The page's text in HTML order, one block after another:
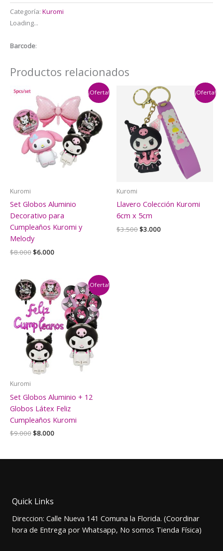
para
Cumpleaños
Kuromi
Categoría: Kuromi
Loading...
Barcode:
Productos relacionados
¡Oferta!
Kuromi
Set Globos Aluminio
Decorativo para
Cumpleaños Kuromi y
Melody
$8.000El
$8.000.
$6.000El
$6.000.
¡Oferta!
Kuromi
Llavero Colección Kuromi
6cm x 5cm
$3.500El
$3.000El
¡Oferta!
Kuromi
Set Globos Aluminio + 12
Globos Látex Feliz
Cumpleaños Kuromi
$9.000El
era:
$8.000El
es:
Quick Links
Direccion: Calle Nueva 141 Comuna la Florida. (Coordinar
hora de Entrega por Whatsapp, No somos Tienda Física)